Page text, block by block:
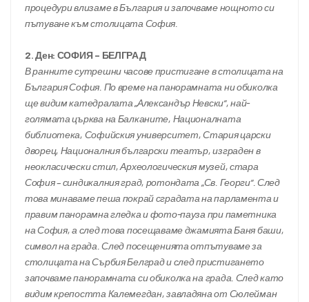
процедури влизаме в България и започваме нощното си
пътуване към столицата София.
2. Ден: СОФИЯ – БЕЛГРАД
В ранните сутрешни часове пристигане в столицата на
България София. По време на панорамната ни обиколка
ще видим катедралата „Александър Невски“, най-
голямата църква на Балканите, Националната
библиотека, Софийския университет, Стария царски
дворец, Националния български театър, изграден в
неокласически стил, Археологическия музей, стара
София – синдикалния град, ротондата „Св. Георги“. След
това минаваме пеша покрай сградата на парламента и
правим панорамна гледка и фото-пауза при паметника
на София, а след това посещаваме джамията Баня баши,
символ на града. След посещенията отпътуваме за
столицата на Сърбия Белград и след пристигането
започваме панорамната си обиколка на града. След като
видим крепостта Калемегдан, завладяна от Сюлейман